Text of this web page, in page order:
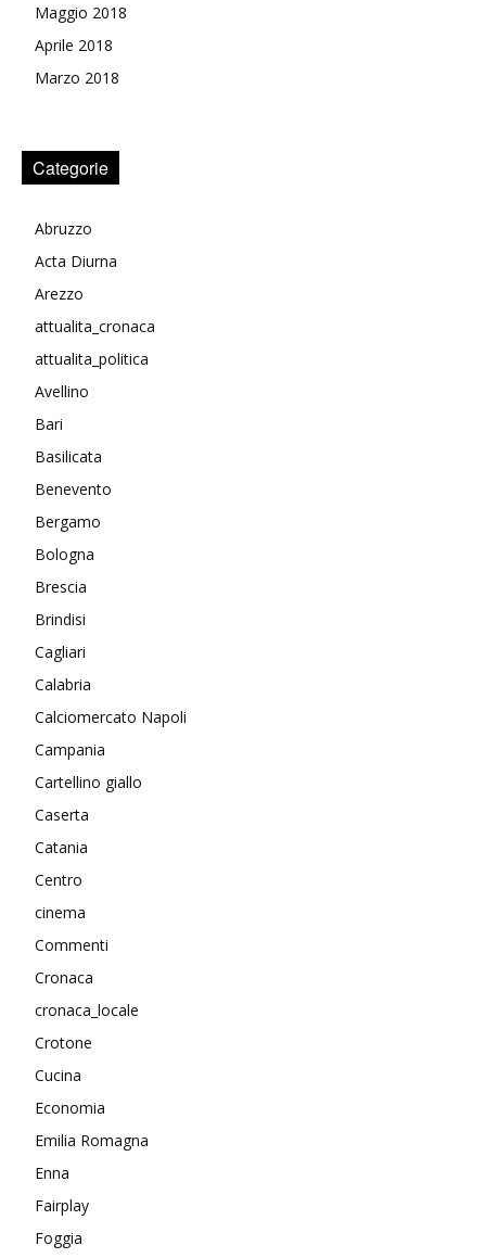
Maggio 2018
Aprile 2018
Marzo 2018
Categorie
Abruzzo
Acta Diurna
Arezzo
attualita_cronaca
attualita_politica
Avellino
Bari
Basilicata
Benevento
Bergamo
Bologna
Brescia
Brindisi
Cagliari
Calabria
Calciomercato Napoli
Campania
Cartellino giallo
Caserta
Catania
Centro
cinema
Commenti
Cronaca
cronaca_locale
Crotone
Cucina
Economia
Emilia Romagna
Enna
Fairplay
Foggia